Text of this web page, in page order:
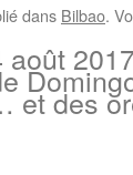
dans Bilbao.
août
et des